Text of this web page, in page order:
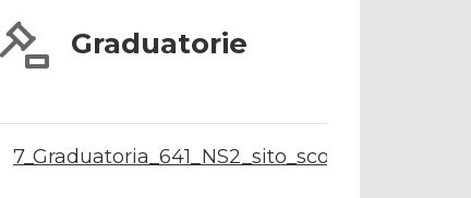
Graduatorie
7_Graduatoria_641_NS2_sito_scorrim.pdf